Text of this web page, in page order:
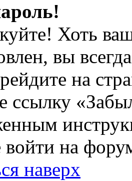
Хоть
вы
на
ссылку
войти на
наверх